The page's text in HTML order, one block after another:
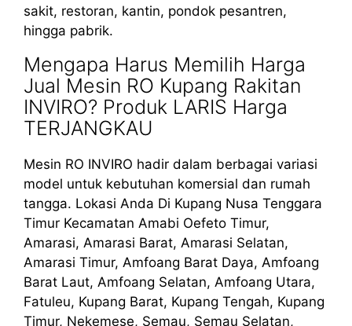
sakit, restoran, kantin, pondok pesantren,
hingga pabrik.
Mengapa Harus Memilih Harga
Jual Mesin RO Kupang Rakitan
INVIRO? Produk LARIS Harga
TERJANGKAU
Mesin RO INVIRO hadir dalam berbagai variasi
model untuk kebutuhan komersial dan rumah
tangga. Lokasi Anda Di Kupang Nusa Tenggara
Timur Kecamatan Amabi Oefeto Timur,
Amarasi, Amarasi Barat, Amarasi Selatan,
Amarasi Timur, Amfoang Barat Daya, Amfoang
Barat Laut, Amfoang Selatan, Amfoang Utara,
Fatuleu, Kupang Barat, Kupang Tengah, Kupang
Timur, Nekemese, Semau, Semau Selatan,